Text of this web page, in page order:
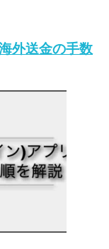
外送金の手数